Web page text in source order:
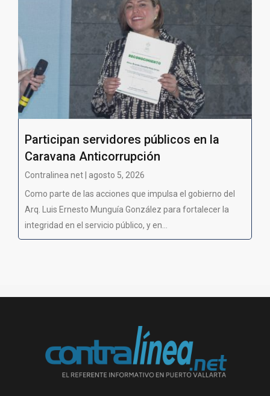
Participan servidores públicos en la
Caravana Anticorrupción
Contralinea net | agosto 5, 2026
Como parte de las acciones que impulsa el gobierno del
Arq. Luis Ernesto Munguía González para fortalecer la
integridad en el servicio público, y en...